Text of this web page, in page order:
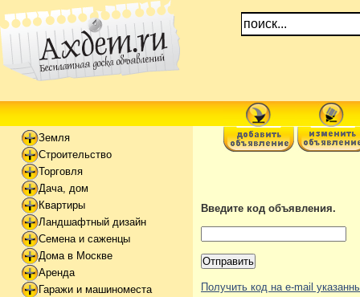
Земля
Строительство
Торговля
Дача, дом
Квартиры
Ландшафтный дизайн
Семена и саженцы
Дома в Москве
Аренда
Гаражи и машиноместа
Введите код объявления.
Получить код на e-mail